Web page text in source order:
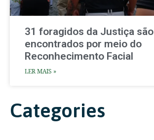
31 foragidos da Justiça são
encontrados por meio do
Reconhecimento Facial
LER MAIS »
Categories